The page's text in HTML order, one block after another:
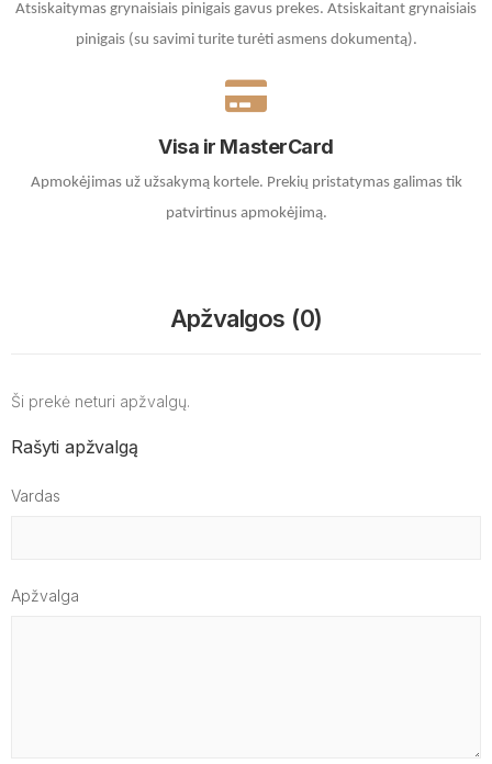
Atsiskaitymas grynaisiais pinigais gavus prekes. Atsiskaitant grynaisiais
pinigais (su savimi turite turėti asmens dokumentą).
Visa ir MasterCard
Apmokėjimas už užsakymą kortele. Prekių pristatymas galimas tik
patvirtinus apmokėjimą.
Apžvalgos (0)
Ši prekė neturi apžvalgų.
Rašyti apžvalgą
Vardas
Apžvalga